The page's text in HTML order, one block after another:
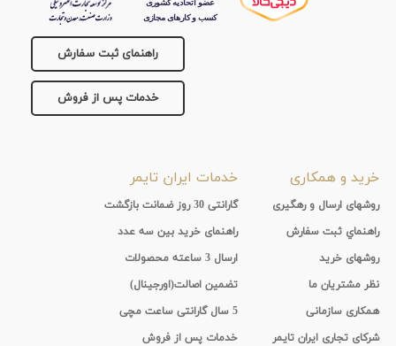
راهنمای ثبت سفارش
خدمات پس از فروش
خرید و همکاری
روشهای ارسال و رهگیری
راهنماي ثبت سفارش
روشهای خرید
نظر مشتریان ما
همکاری سازمانی
شرکای تجاری ایران تایمر
خدمات ایران تایمر
گارانتی 30 روز ضمانت بازگشت
راهنمای خرید بین سه عدد
ارسال 3 ساعته محصولات
تضمین اصالت(اورجینال)
5 سال گارانتی ساعت مچی
خدمات پس از فروش